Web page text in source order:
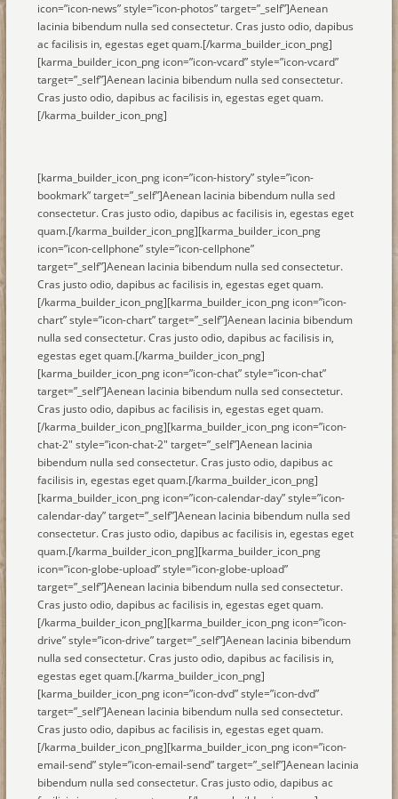
icon=”icon-news” style=”icon-photos” target=”_self”]Aenean
lacinia bibendum nulla sed consectetur. Cras justo odio, dapibus
ac facilisis in, egestas eget quam.[/karma_builder_icon_png]
[karma_builder_icon_png icon=”icon-vcard” style=”icon-vcard”
target=”_self”]Aenean lacinia bibendum nulla sed consectetur.
Cras justo odio, dapibus ac facilisis in, egestas eget quam.
[/karma_builder_icon_png]
[karma_builder_icon_png icon=”icon-history” style=”icon-
bookmark” target=”_self”]Aenean lacinia bibendum nulla sed
consectetur. Cras justo odio, dapibus ac facilisis in, egestas eget
quam.[/karma_builder_icon_png][karma_builder_icon_png
icon=”icon-cellphone” style=”icon-cellphone”
target=”_self”]Aenean lacinia bibendum nulla sed consectetur.
Cras justo odio, dapibus ac facilisis in, egestas eget quam.
[/karma_builder_icon_png][karma_builder_icon_png icon=”icon-
chart” style=”icon-chart” target=”_self”]Aenean lacinia bibendum
nulla sed consectetur. Cras justo odio, dapibus ac facilisis in,
egestas eget quam.[/karma_builder_icon_png]
[karma_builder_icon_png icon=”icon-chat” style=”icon-chat”
target=”_self”]Aenean lacinia bibendum nulla sed consectetur.
Cras justo odio, dapibus ac facilisis in, egestas eget quam.
[/karma_builder_icon_png][karma_builder_icon_png icon=”icon-
chat-2″ style=”icon-chat-2″ target=”_self”]Aenean lacinia
bibendum nulla sed consectetur. Cras justo odio, dapibus ac
facilisis in, egestas eget quam.[/karma_builder_icon_png]
[karma_builder_icon_png icon=”icon-calendar-day” style=”icon-
calendar-day” target=”_self”]Aenean lacinia bibendum nulla sed
consectetur. Cras justo odio, dapibus ac facilisis in, egestas eget
quam.[/karma_builder_icon_png][karma_builder_icon_png
icon=”icon-globe-upload” style=”icon-globe-upload”
target=”_self”]Aenean lacinia bibendum nulla sed consectetur.
Cras justo odio, dapibus ac facilisis in, egestas eget quam.
[/karma_builder_icon_png][karma_builder_icon_png icon=”icon-
drive” style=”icon-drive” target=”_self”]Aenean lacinia bibendum
nulla sed consectetur. Cras justo odio, dapibus ac facilisis in,
egestas eget quam.[/karma_builder_icon_png]
[karma_builder_icon_png icon=”icon-dvd” style=”icon-dvd”
target=”_self”]Aenean lacinia bibendum nulla sed consectetur.
Cras justo odio, dapibus ac facilisis in, egestas eget quam.
[/karma_builder_icon_png][karma_builder_icon_png icon=”icon-
email-send” style=”icon-email-send” target=”_self”]Aenean lacinia
bibendum nulla sed consectetur. Cras justo odio, dapibus ac